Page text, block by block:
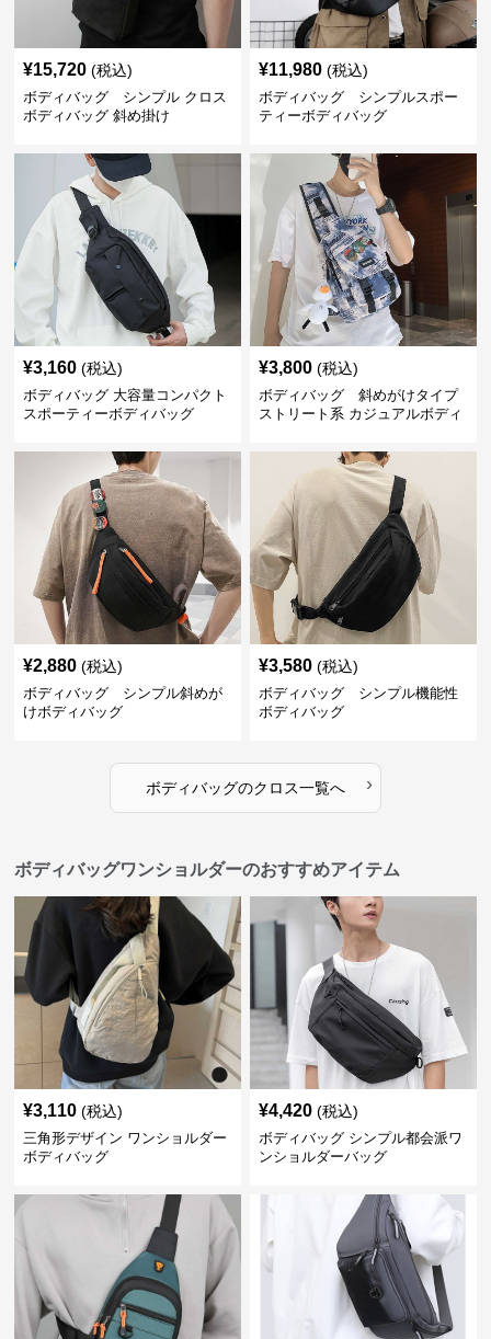
¥15,720 (税込)
ボディバッグ シンプル クロス
ボディバッグ 斜め掛け
¥11,980 (税込)
ボディバッグ シンプルスポー
ティーボディバッグ
¥3,160 (税込)
ボディバッグ 大容量コンパクト
スポーティーボディバッグ
¥3,800 (税込)
ボディバッグ 斜めがけタイプ
ストリート系 カジュアルボディ
¥2,880 (税込)
ボディバッグ シンプル斜めが
けボディバッグ
¥3,580 (税込)
ボディバッグ シンプル機能性
ボディバッグ
ボディバッグのクロス一覧へ ›
ボディバッグワンショルダーのおすすめアイテム
¥3,110 (税込)
三角形デザイン ワンショルダー
ボディバッグ
¥4,420 (税込)
ボディバッグ シンプル都会派ワ
ンショルダーバッグ